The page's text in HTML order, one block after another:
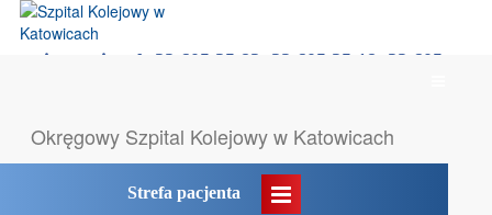
rejestracja tel: 32 605 35 83, 32 605 35 18, 32 605
Okręgowy Szpital Kolejowy w Katowicach
Strefa pacjenta